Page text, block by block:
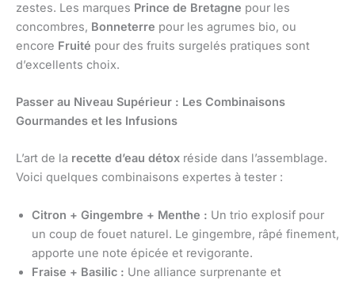
zestes. Les marques Prince de Bretagne pour les
concombres, Bonneterre pour les agrumes bio, ou
encore Fruité pour des fruits surgelés pratiques sont
d’excellents choix.
Passer au Niveau Supérieur : Les Combinaisons
Gourmandes et les Infusions
L’art de la recette d’eau détox réside dans l’assemblage.
Voici quelques combinaisons expertes à tester :
Citron + Gingembre + Menthe : Un trio explosif pour
un coup de fouet naturel. Le gingembre, râpé finement,
apporte une note épicée et revigorante.
Fraise + Basilic : Une alliance surprenante et